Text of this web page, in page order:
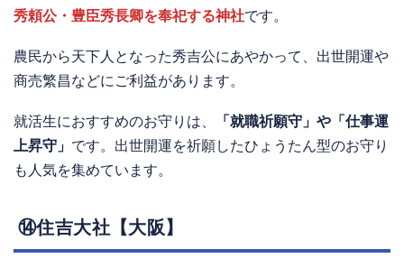
秀頼公・豊臣秀長卿を奉祀する神社です。
農民から天下人となった秀吉公にあやかって、出世開運や
商売繁昌などにご利益があります。
就活生におすすめのお守りは、
「就職祈願守」や「仕事運
上昇守」 です。出世開運を祈願したひょうたん型のお守り
も人気を集めています。
⑭住吉大社【大阪】